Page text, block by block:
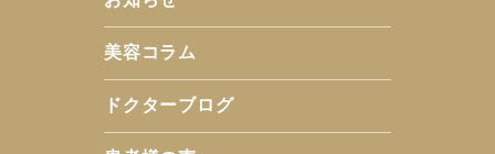
美容コラム
ドクターブログ